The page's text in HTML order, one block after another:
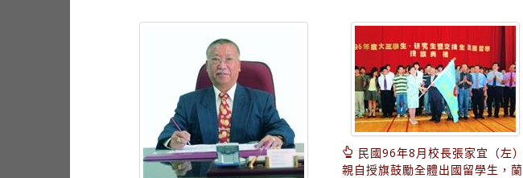
民國96年8月校長張家宜（左）
親自授旗鼓勵全體出國留學生，蘭